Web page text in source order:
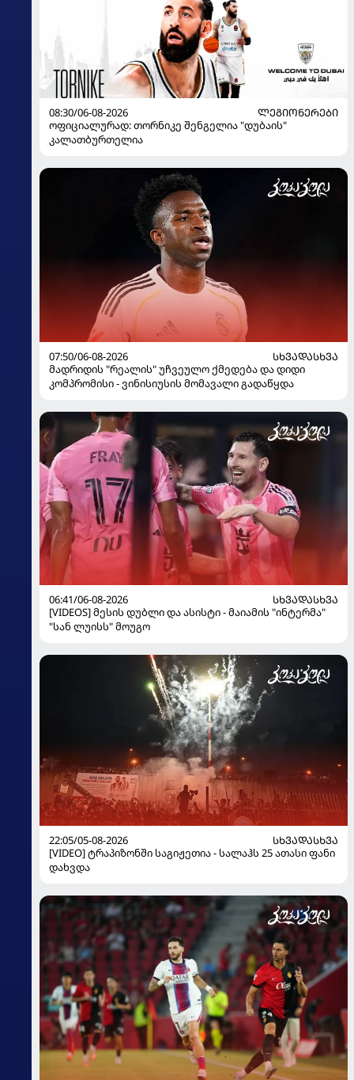
08:30/06-08-2026
ᲚᲔᲒᲘᲝᲜᲔᲠᲔᲑᲘ
ოფიციალურად: თორნიკე შენგელია "დუბაის"
კალათბურთელია
07:50/06-08-2026
ᲡᲮᲕᲐᲓᲐᲡᲮᲕᲐ
მადრიდის "რეალის" უჩვეულო ქმედება და დიდი
კომპრომისი - ვინისიუსის მომავალი გადაწყდა
06:41/06-08-2026
ᲡᲮᲕᲐᲓᲐᲡᲮᲕᲐ
[VIDEOS] მესის დუბლი და ასისტი - მაიამის "ინტერმა"
"სან ლუისს" მოუგო
22:05/05-08-2026
ᲡᲮᲕᲐᲓᲐᲡᲮᲕᲐ
[VIDEO] ტრაპიზონში საგიჟეთია - სალაჰს 25 ათასი ფანი
დახვდა